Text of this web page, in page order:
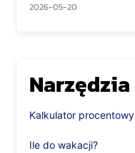
2026-05-20
Narzędzia
Kalkulator procentowy
Ile do wakacji?